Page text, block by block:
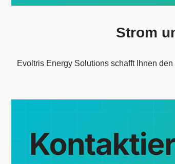
Strom
Evoltris Energy Solutions schafft Ihnen